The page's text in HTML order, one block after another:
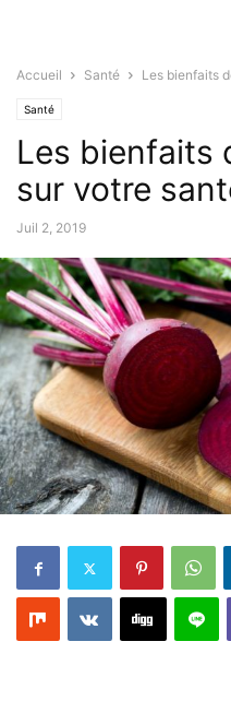
Accueil Santé Les bienfaits
Santé
Les bienfaits
sur votre
Juil 2, 2019